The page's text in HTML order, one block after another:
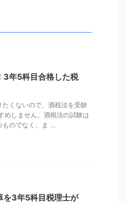
3年5科目合格した税
くないので、酒税法を受験
めしません。酒税法の試験は
ものでなく、ま ...
を3年5科目税理士が